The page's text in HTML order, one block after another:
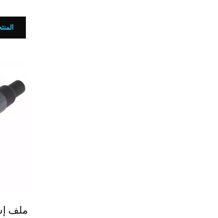
ملف